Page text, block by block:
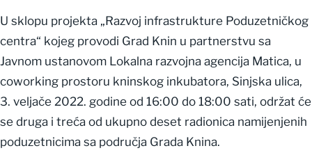
U sklopu projekta „Razvoj infrastrukture Poduzetničkog
centra“ kojeg provodi Grad Knin u partnerstvu sa
Javnom ustanovom Lokalna razvojna agencija Matica, u
coworking prostoru kninskog inkubatora, Sinjska ulica,
3. veljače 2022. godine od 16:00 do 18:00 sati, održat će
se druga i treća od ukupno deset radionica namijenjenih
poduzetnicima sa područja Grada Knina.